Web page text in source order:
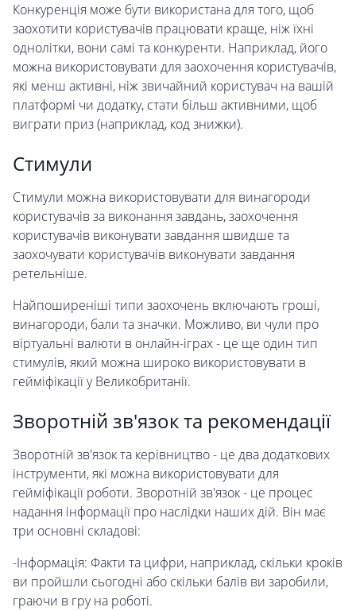
Конкуренція може бути використана для того, щоб
заохотити користувачів працювати краще, ніж їхні
однолітки, вони самі та конкуренти. Наприклад, його
можна використовувати для заохочення користувачів,
які менш активні, ніж звичайний користувач на вашій
платформі чи додатку, стати більш активними, щоб
виграти приз (наприклад, код знижки).
Стимули
Стимули можна використовувати для винагороди
користувачів за виконання завдань, заохочення
користувачів виконувати завдання швидше та
заохочувати користувачів виконувати завдання
ретельніше.
Найпоширеніші типи заохочень включають гроші,
винагороди, бали та значки. Можливо, ви чули про
віртуальні валюти в онлайн-іграх - це ще один тип
стимулів, який можна широко використовувати в
гейміфікації у Великобританії.
Зворотній зв'язок та рекомендації
Зворотній зв'язок та керівництво - це два додаткових
інструменти, які можна використовувати для
гейміфікації роботи. Зворотній зв'язок - це процес
надання інформації про наслідки наших дій. Він має
три основні складові:
-Інформація: Факти та цифри, наприклад, скільки кроків
ви пройшли сьогодні або скільки балів ви заробили,
граючи в гру на роботі.